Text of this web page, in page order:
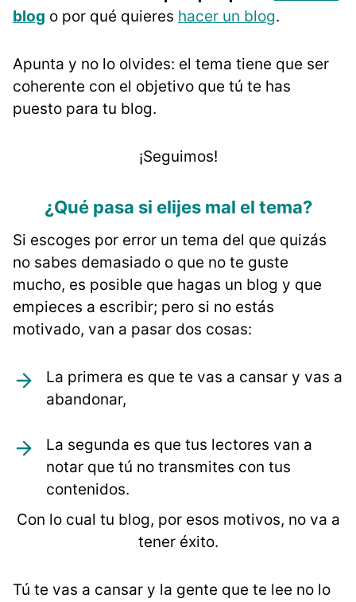
blog o por qué quieres hacer un blog.
Apunta y no lo olvides: el tema tiene que ser
coherente con el objetivo que tú te has
puesto para tu blog.
¡Seguimos!
¿Qué pasa si elijes mal el tema?
Si escoges por error un tema del que quizás
no sabes demasiado o que no te guste
mucho, es posible que hagas un blog y que
empieces a escribir; pero si no estás
motivado, van a pasar dos cosas:
La primera es que te vas a cansar y vas a
abandonar,
La segunda es que tus lectores van a
notar que tú no transmites con tus
contenidos.
Con lo cual tu blog, por esos motivos, no va a
tener éxito.
Tú te vas a cansar y la gente que te lee no lo